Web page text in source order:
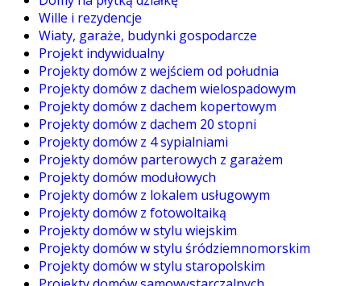
Wille i rezydencje
Wiaty, garaże, budynki gospodarcze
Projekt indywidualny
Projekty domów z wejściem od południa
Projekty domów z dachem wielospadowym
Projekty domów z dachem kopertowym
Projekty domów z dachem 20 stopni
Projekty domów z 4 sypialniami
Projekty domów parterowych z garażem
Projekty domów modułowych
Projekty domów z lokalem usługowym
Projekty domów z fotowoltaiką
Projekty domów w stylu wiejskim
Projekty domów w stylu śródziemnomorskim
Projekty domów w stylu staropolskim